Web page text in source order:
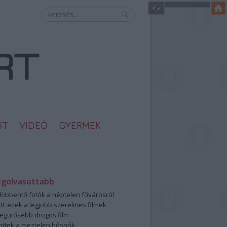
VIDEÓ GYERMEK
fotók a néptelen fővárosról
ezek a legjobb szerelmes filmek
drogos film
a meztelen hősnők